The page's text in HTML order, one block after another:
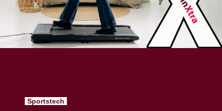
Sportstech